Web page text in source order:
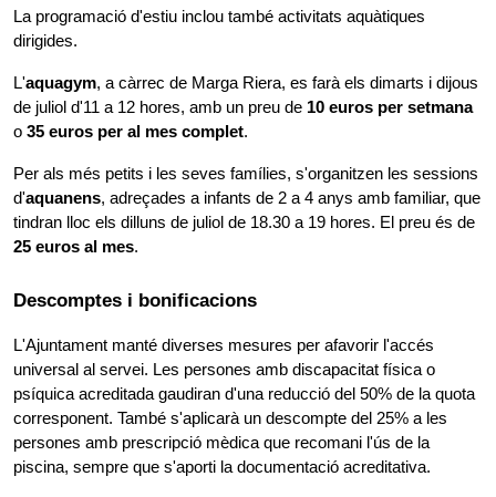
La programació d'estiu inclou també activitats aquàtiques
dirigides.
L'aquagym, a càrrec de Marga Riera, es farà els dimarts i dijous
de juliol d'11 a 12 hores, amb un preu de 10 euros per setmana
o 35 euros per al mes complet.
Per als més petits i les seves famílies, s'organitzen les sessions
d'aquanens, adreçades a infants de 2 a 4 anys amb familiar, que
25 euros al mes.
Descomptes i bonificacions
L'Ajuntament manté diverses mesures per afavorir l'accés
universal al servei. Les persones amb discapacitat física o
psíquica acreditada gaudiran d'una reducció del 50% de la quota
corresponent. També s'aplicarà un descompte del 25% a les
persones amb prescripció mèdica que recomani l'ús de la
piscina, sempre que s'aporti la documentació acreditativa.